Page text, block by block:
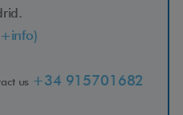
us +34 915701682